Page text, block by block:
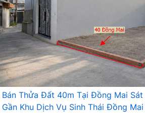
Bán Thửa Đất 40m Tại Đồng Mai Sát
Gần Khu Dịch Vụ Sinh Thái Đồng Mai